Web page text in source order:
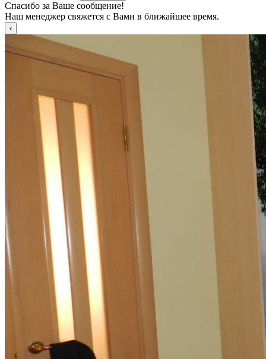
Спасибо за Ваше сообщение!
Наш менеджер свяжется с Вами в ближайшее время.